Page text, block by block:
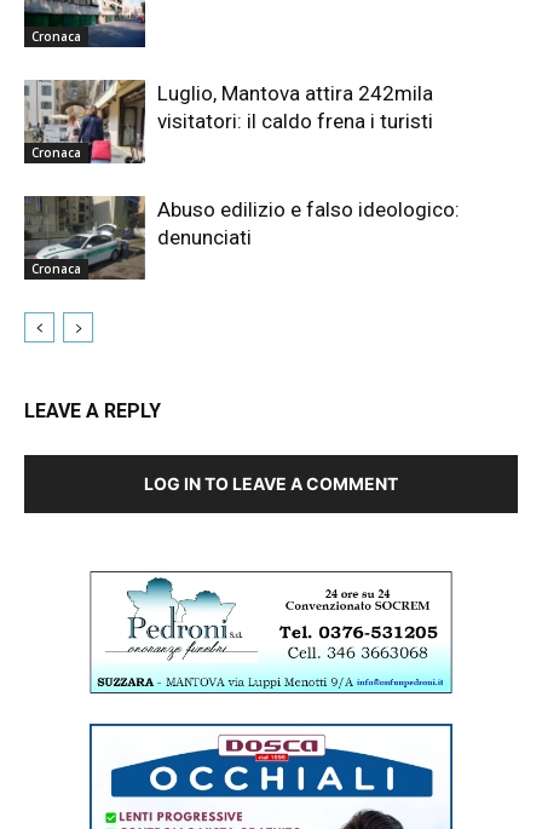
Cronaca
Cronaca
Luglio, Mantova attira 242mila
visitatori: il caldo frena i turisti
Cronaca
Abuso edilizio e falso ideologico:
denunciati
LEAVE A REPLY
LOG IN TO LEAVE A COMMENT